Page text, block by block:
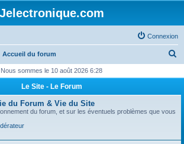
Jelectronique.com
Connexion
Accueil du forum
h
c
Nous sommes le 10 août 2026 6:28
Le Site - Le Forum
du Forum & Vie du Site
du forum, et sur les éventuels problèmes que vous